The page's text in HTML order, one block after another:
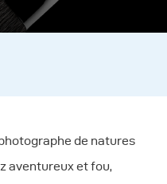
de natures
aventureux et fou,